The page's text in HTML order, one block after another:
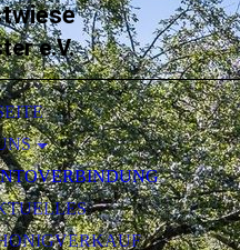
e.V.
OBSTES